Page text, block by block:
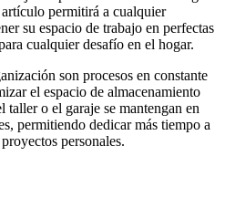
artículo permitirá a cualquier
su espacio de trabajo en perfectas
cualquier desafío en el hogar.
son procesos en constante
el espacio de almacenamiento
taller o el garaje se mantengan en
permitiendo dedicar más tiempo a
personales.